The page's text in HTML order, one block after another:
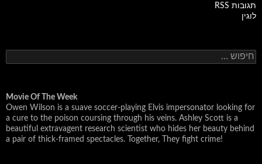
תגובות RSS
לוגין
ח
י
:
Movie Of The Week
Owen Wilson is a suave soccer-playing Elvis impersonator looking for
a cure to the poison coursing through his veins. Ashley Scott is a
beautiful extravagent research scientist who hides her beauty behind
a pair of thick-framed spectacles. Together, They fight crime!